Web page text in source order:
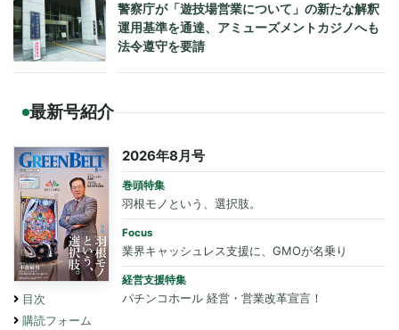
警察庁が「遊技場営業について」の新たな解釈
運用基準を通達、アミューズメントカジノへも
法令遵守を要請
最新号紹介
目次
購読フォーム
2026年8月号
巻頭特集
羽根モノという、選択肢。
Focus
業界キャッシュレス支援に、GMOが名乗り
経営支援特集
パチンコホール 経営・営業改革宣言！